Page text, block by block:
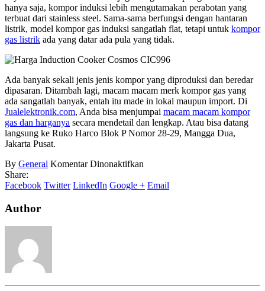
hanya saja, kompor induksi lebih mengutamakan perabotan yang
terbuat dari stainless steel. Sama-sama berfungsi dengan hantaran
listrik, model kompor gas induksi sangatlah flat, tetapi untuk kompor
gas listrik ada yang datar ada pula yang tidak.
Ada banyak sekali jenis jenis kompor yang diproduksi dan beredar
dipasaran. Ditambah lagi, macam macam merk kompor gas yang
ada sangatlah banyak, entah itu made in lokal maupun import. Di
Jualelektronik.com, Anda bisa menjumpai macam macam kompor
gas dan harganya secara mendetail dan lengkap. Atau bisa datang
langsung ke Ruko Harco Blok P Nomor 28-29, Mangga Dua,
Jakarta Pusat.
By General Komentar Dinonaktifkan
Jenis
Share:
Facebook Twitter LinkedIn Google + Email
Author